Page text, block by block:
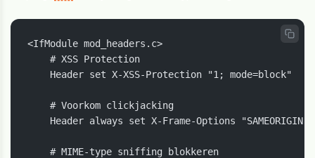
<IfModule mod_headers.c>
    # XSS Protection
    Header set X-XSS-Protection "1; mode=block"
    # Voorkom clickjacking
    Header always set X-Frame-Options "SAMEORIGIN"
    # MIME-type sniffing blokkeren